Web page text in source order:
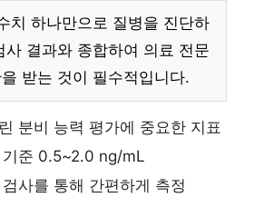
치 하나만으로 질병을 진단하
사 결과와 종합하여 의료 전문
받는 것이 필수적입니다.
분비 능력 평가에 중요한 지표
기준 0.5~2.0 ng/mL
사를 통해 간편하게 측정